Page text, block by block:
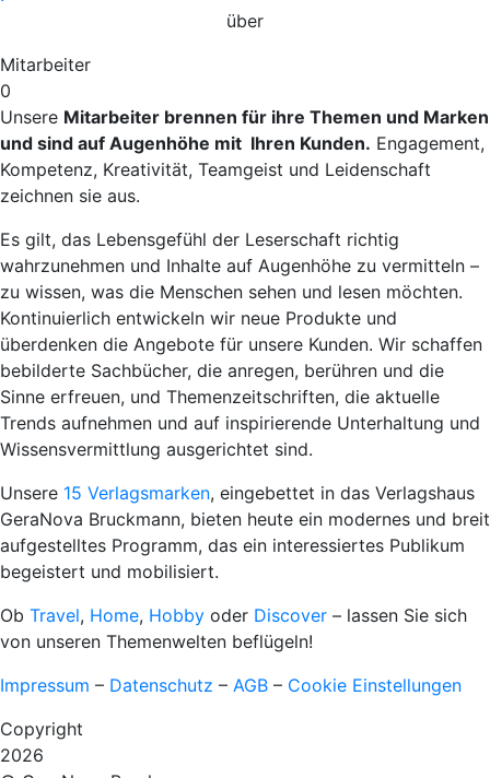
über
Mitarbeiter
0
Unsere Mitarbeiter brennen für ihre Themen und Marken
und sind auf Augenhöhe mit Ihren Kunden. Engagement,
Kompetenz, Kreativität, Teamgeist und Leidenschaft
zeichnen sie aus.
Es gilt, das Lebensgefühl der Leserschaft richtig
wahrzunehmen und Inhalte auf Augenhöhe zu vermitteln –
zu wissen, was die Menschen sehen und lesen möchten.
Kontinuierlich entwickeln wir neue Produkte und
überdenken die Angebote für unsere Kunden. Wir schaffen
bebilderte Sachbücher, die anregen, berühren und die
Sinne erfreuen, und Themenzeitschriften, die aktuelle
Trends aufnehmen und auf inspirierende Unterhaltung und
Wissensvermittlung ausgerichtet sind.
Unsere 15 Verlagsmarken, eingebettet in das Verlagshaus
GeraNova Bruckmann, bieten heute ein modernes und breit
aufgestelltes Programm, das ein interessiertes Publikum
begeistert und mobilisiert.
Ob Travel, Home, Hobby oder Discover – lassen Sie sich
von unseren Themenwelten beflügeln!
Impressum – Datenschutz – AGB – Cookie Einstellungen
Copyright
2026